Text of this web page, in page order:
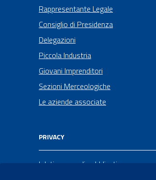
Rappresentante Legale
Consiglio di Presidenza
Delegazioni
Piccola Industria
Giovani Imprenditori
Sezioni Merceologiche
Le aziende associate
PRIVACY
I dati personali pubblicati sono